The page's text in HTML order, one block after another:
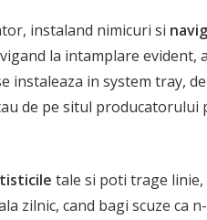
instaland nimicuri si
la intamplare evident,
instaleaza in system tray,
de pe situl
tale si poti trage linie,
zilnic, cand bagi scuze ca